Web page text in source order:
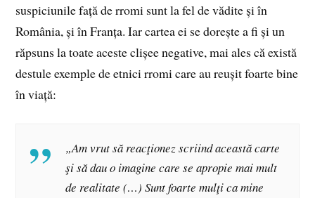
suspiciunile față de rromi sunt la fel de vădite și în
România, și în Franța. Iar cartea ei se dorește a fi și un
răpsuns la toate aceste clișee negative, mai ales că există
destule exemple de etnici rromi care au reușit foarte bine
în viață:
„Am vrut să reacţionez scriind această carte
şi să dau o imagine care se apropie mai mult
de realitate (…) Sunt foarte mulţi ca mine